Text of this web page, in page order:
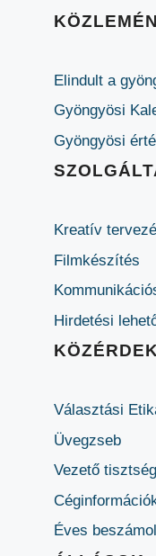
Elindult a
Gyöngyösi
Gyöngyösi
Kreatív
Filmkészítés
Hirdetési
Választási
Üvegzseb
Vezető
Éves